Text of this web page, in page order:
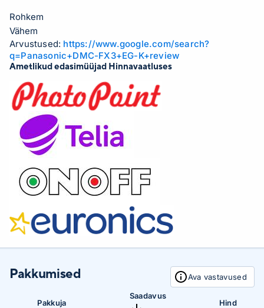
Rohkem
Vähem
Arvustused: https://www.google.com/search?
q=Panasonic+DMC-FX3+EG-K+review
Ametlikud edasimüüjad Hinnavaatluses
Pakkumised Ava vastavused
Pakkuja
Saadavus
Hind